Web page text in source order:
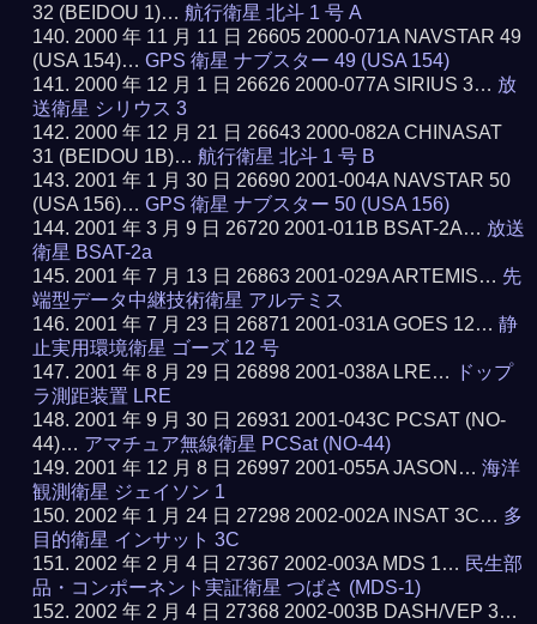
32 (BEIDOU 1)…航行衛星 北斗 1 号 A
2000 年 11 月 11 日 26605 2000-071A NAVSTAR 49
(USA 154)…GPS 衛星 ナブスター 49 (USA 154)
2000 年 12 月 1 日 26626 2000-077A SIRIUS 3… 放
送衛星 シリウス 3
2000 年 12 月 21 日 26643 2000-082A CHINASAT
31 (BEIDOU 1B)…航行衛星 北斗 1 号 B
2001 年 1 月 30 日 26690 2001-004A NAVSTAR 50
(USA 156)…GPS 衛星 ナブスター 50 (USA 156)
2001 年 3 月 9 日 26720 2001-011B BSAT-2A… 放送
衛星 BSAT-2a
2001 年 7 月 13 日 26863 2001-029A ARTEMIS… 先
端型データ中継技術衛星 アルテミス
2001 年 7 月 23 日 26871 2001-031A GOES 12…静
止実用環境衛星 ゴーズ 12 号
2001 年 8 月 29 日 26898 2001-038A LRE…
ドップ
ラ測距装置 LRE
2001 年 9 月 30 日 26931 2001-043C PCSAT (NO-
44)… アマチュア無線衛星 PCSat (NO-44)
2001 年 12 月 8 日 26997 2001-055A JASON…海洋
観測衛星 ジェイソン 1
2002 年 1 月 24 日 27298 2002-002A INSAT 3C… 多
目的衛星 インサット 3C
2002 年 2 月 4 日 27367 2002-003A MDS 1… 民生部
品・コンポーネント実証衛星 つばさ (MDS-1)
2002 年 2 月 4 日 27368 2002-003B DASH/VEP 3…